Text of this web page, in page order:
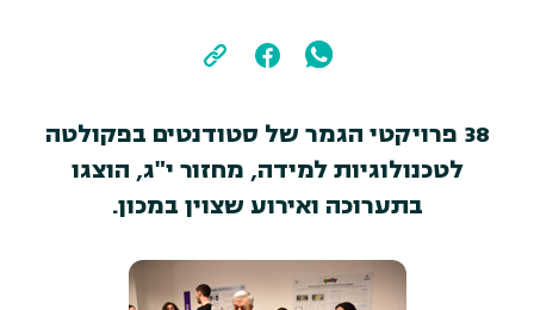
38 פרויקטי הגמר של סטודנטים בפקולטה
לטכנולוגיות למידה, מחזור י"ג, הוצגו
בתערוכה ואירוע שצוין במכון.